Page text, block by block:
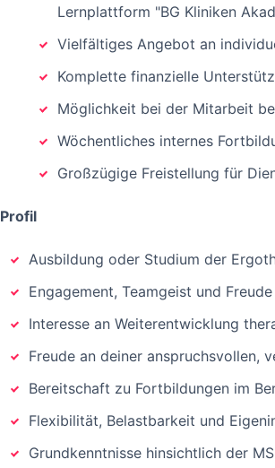
Lernplattform "BG Kliniken
Vielfältiges Angebot an
Komplette finanzielle
Möglichkeit bei der Mitarbeit
Wöchentliches internes
Großzügige Freistellung für
Profil
Ausbildung oder Studium der
Engagement, Teamgeist und
Interesse an Weiterentwicklung
Freude an deiner anspruchsvollen,
Bereitschaft zu Fortbildungen im
Flexibilität, Belastbarkeit und
Grundkenntnisse hinsichtlich der